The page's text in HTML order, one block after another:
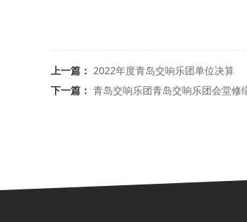
上一篇： 2022年度青岛交响乐团单位决算
下一篇： 青岛交响乐团青岛交响乐团会堂修